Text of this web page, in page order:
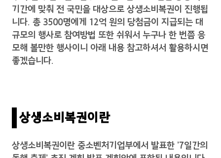
기간에 맞춰 전 국민을 대상으로 상생소비복권이 진행됩
니다. 총 3500명에게 12억 원의 당첨금이 지급되는 대
규모의 행사로 참여방법 또한 쉬워서 누구나 한 번쯤 응
모해 볼만한 행사이니 아래 내용 참고하셔서 활용하시면
좋겠습니다.
상생소비복권이란
상생소비복권이란 중소벤처기업부에서 발표한 '7일간의